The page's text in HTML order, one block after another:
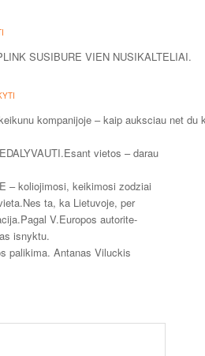
SUSIBURE VIEN NUSIKALTELIAI.
kompanijoje – kaip auksciau net du
vietos – darau
– koliojimosi, keikimosi zodziai
ta, ka Lietuvoje, per
V.Europos autorite-
isnyktu.
palikima. Antanas Viluckis